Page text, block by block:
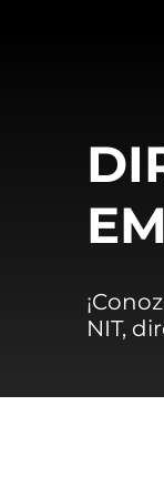
NIT,